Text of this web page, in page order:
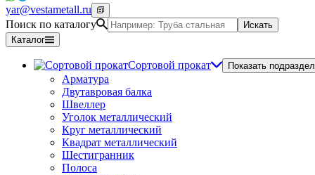
yar@vestametall.ru
Поиск по каталогу
Искать
Каталог
Сортовой прокат Показать
Арматура
Двутавровая балка
Швеллер
Уголок металлический
Круг металлический
Квадрат металлический
Шестигранник
Полоса